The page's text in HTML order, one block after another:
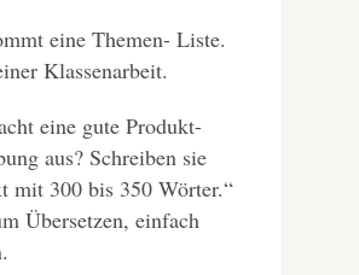
eine Themen- Liste.
Klassenarbeit.
eine gute Produkt-
aus? Schreiben sie
mit 300 bis 350 Wörter.“
Übersetzen, einfach